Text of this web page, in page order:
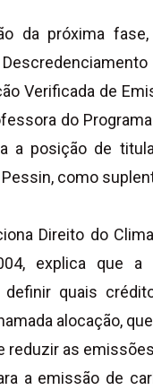
da próxima
Verificada de
do
a posição de
como
Direito do
explica que
definir quais
alocação,
reduzir as
a emissão de